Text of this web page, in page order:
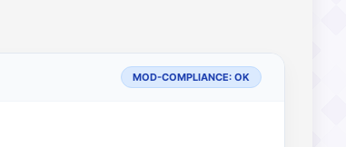
MOD-COMPLIANCE: OK